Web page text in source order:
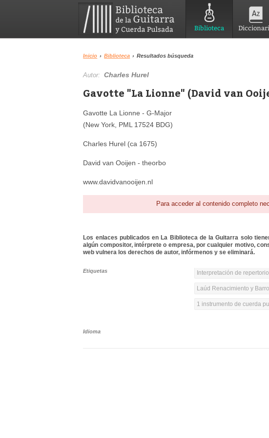
Biblioteca
Inicio › Biblioteca › Resultados búsqueda
Autor:Charles Hurel
Gavotte "La Lionne" (David van
Gavotte La Lionne - G-Major
(New York, PML 17524 BDG)
Charles Hurel (ca 1675)
David van Ooijen - theorbo
www.davidvanooijen.nl
Para acceder al contenido completo
Los enlaces publicados en La Biblioteca de la Guitarra solo
algún compositor, intérprete o empresa, por cualquier motivo,
web vulnera los derechos de autor, infórmenos y se eliminará.
Etiquetas Interpretación de
Laúd Renacimiento y
1 instrumento de cuerda
Idioma